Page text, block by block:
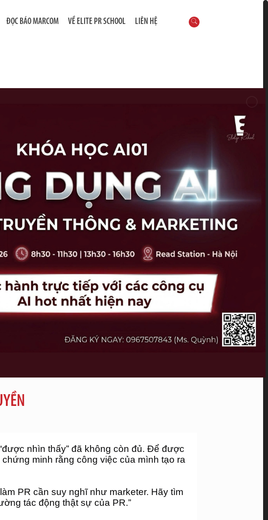
ĐỌC BÁO MARCOM VỀ ELITE PR SCHOOL LIÊN HỆ
nhìn thấy” đã không còn đủ. Để được
minh rằng công việc của mình tạo ra
PR cần suy nghĩ như marketer. Hãy tìm
tác động thật sự của PR.”